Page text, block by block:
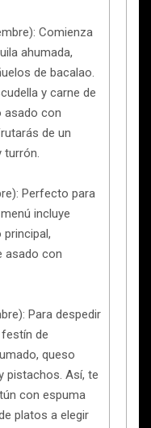
Comienza
ahumada,
de bacalao.
y carne de
asado con
de un
turrón.
Perfecto para
incluye
asado con
Para despedir
de
queso
pistachos. Así, te
con espuma
platos a elegir